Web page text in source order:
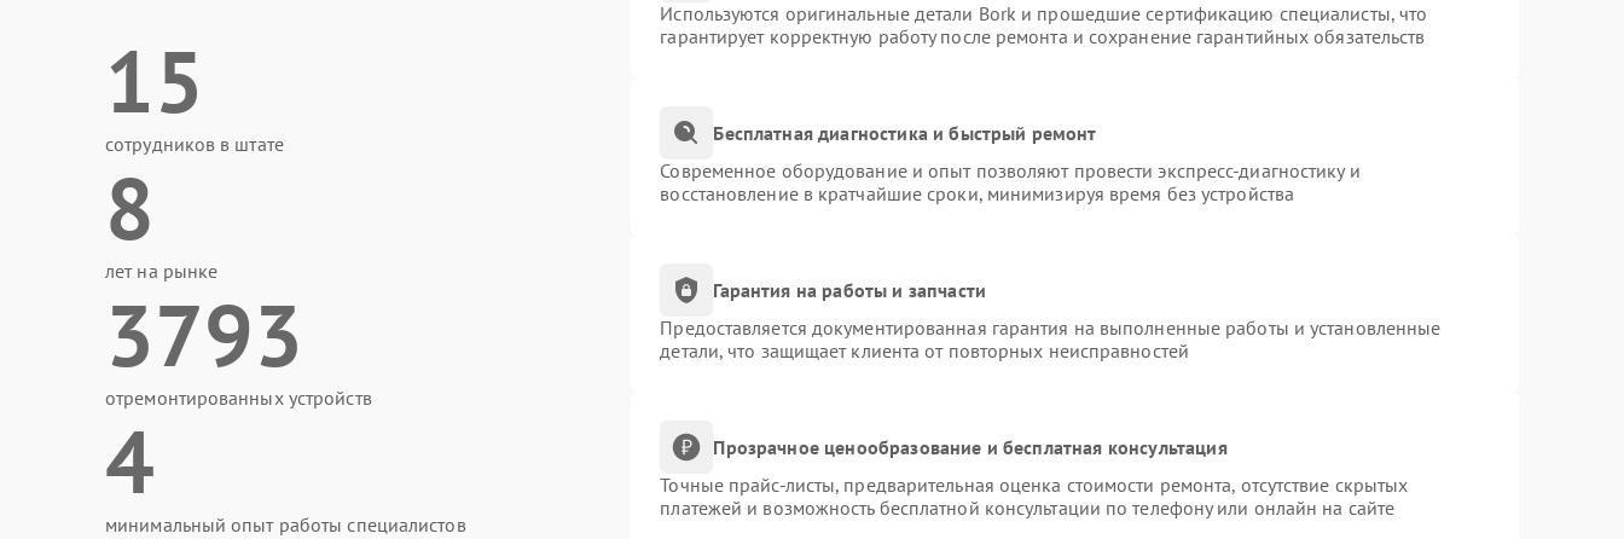
15
сотрудников в штате
8
лет на рынке
3793
отремонтированных устройств
4
минимальный опыт работы специалистов
Используются оригинальные детали Bork и прошедшие сертификацию специалисты, что
гарантирует корректную работу после ремонта и сохранение гарантийных обязательств
Бесплатная диагностика и быстрый ремонт
Современное оборудование и опыт позволяют провести экспресс-диагностику и
восстановление в кратчайшие сроки, минимизируя время без устройства
Гарантия на работы и запчасти
Предоставляется документированная гарантия на выполненные работы и установленные
детали, что защищает клиента от повторных неисправностей
Прозрачное ценообразование и бесплатная консультация
Точные прайс-листы, предварительная оценка стоимости ремонта, отсутствие скрытых
платежей и возможность бесплатной консультации по телефону или онлайн на сайте